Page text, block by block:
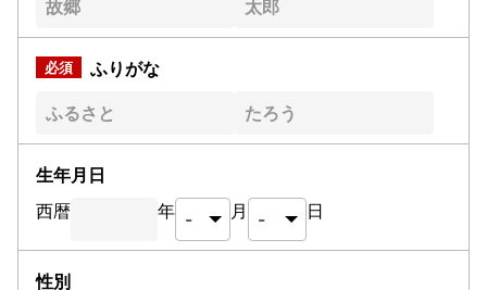
ふりがな
生年月日
西暦
年 月 日
性別